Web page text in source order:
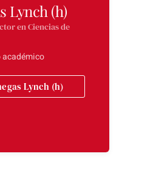
Lynch (h)
en Ciencias de
académico
Lynch (h)